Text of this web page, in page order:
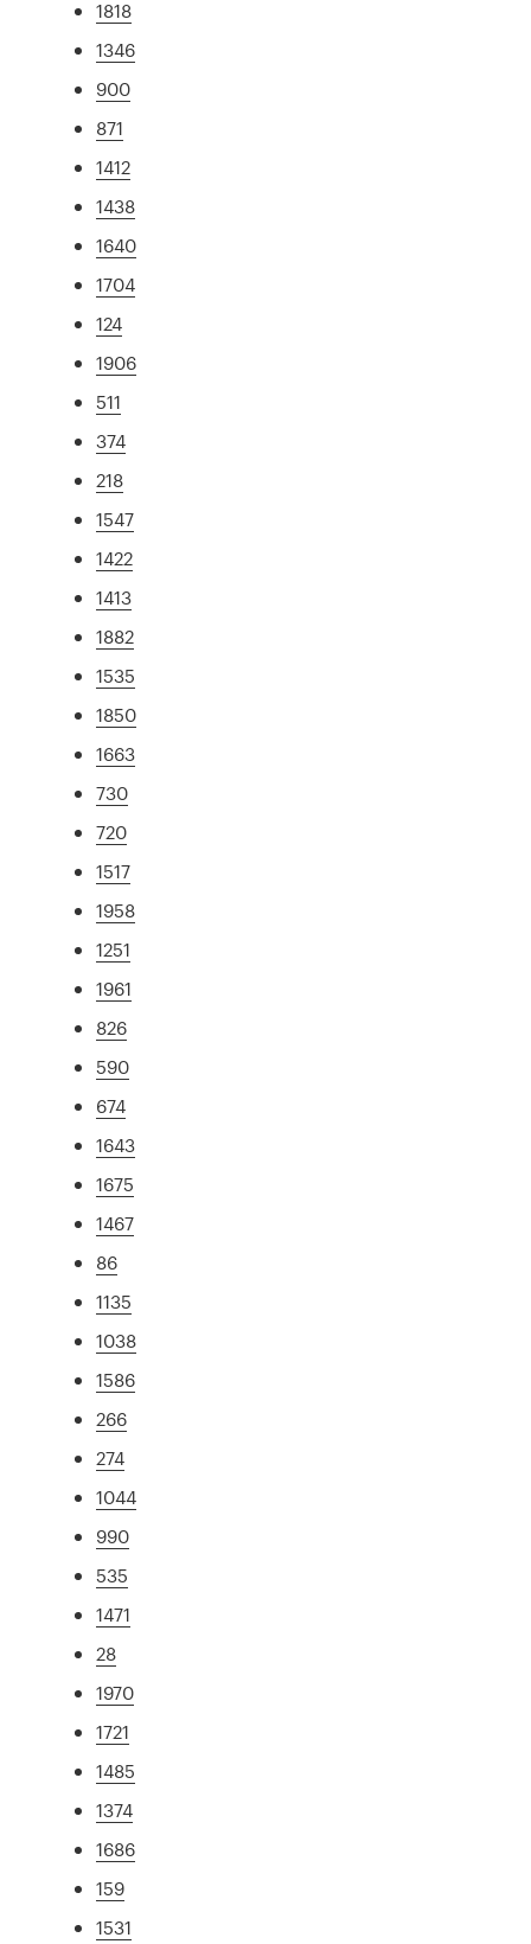
1818
1346
900
871
1412
1438
1640
1704
124
1906
511
374
218
1547
1422
1413
1882
1535
1850
1663
730
720
1517
1958
1251
1961
826
590
674
1643
1675
1467
86
1135
1038
1586
266
274
1044
990
535
1471
28
1970
1721
1485
1374
1686
159
1531